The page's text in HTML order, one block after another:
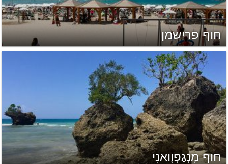
חוף פרישמן
חוף מָנְגַפְּוָואנִי